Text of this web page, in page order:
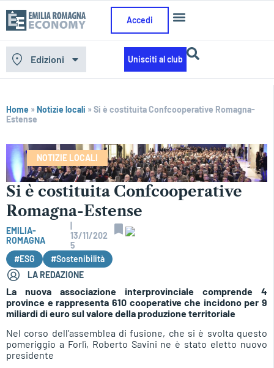
Accedi
Edizioni Unisciti al club
Home »Notizie locali »Si è costituita Confcooperative Romagna-
Estense
NOTIZIE LOCALI
Si è costituita Confcooperative
Romagna-Estense
EMILIA-
ROMAGNA
13/11/202
5
#ESG
#Sostenibilità
LA REDAZIONE
La nuova associazione interprovinciale comprende 4
province e rappresenta 610 cooperative che incidono per 9
miliardi di euro sul valore della produzione territoriale
Nel corso dell’assemblea di fusione, che si è svolta questo
pomeriggio a Forlì, Roberto Savini ne è stato eletto nuovo
presidente